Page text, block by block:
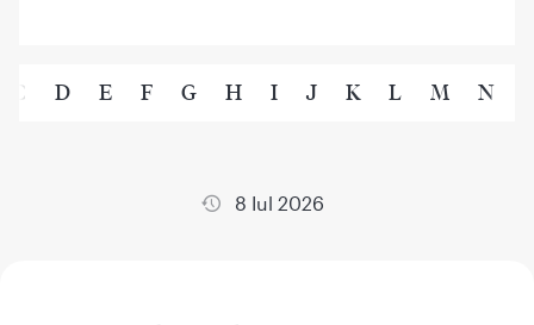
C D E F G H I J K L M N
8 Iul 2026